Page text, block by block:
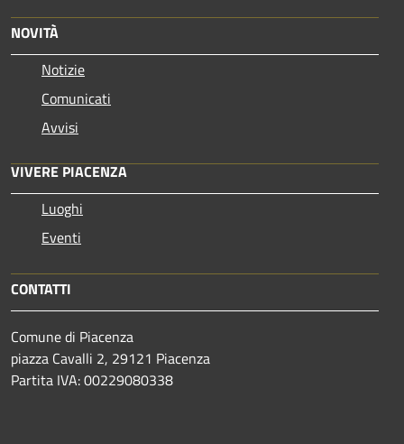
NOVITÀ
Notizie
Comunicati
Avvisi
VIVERE PIACENZA
Luoghi
Eventi
CONTATTI
Comune di Piacenza
piazza Cavalli 2, 29121 Piacenza
Partita IVA: 00229080338